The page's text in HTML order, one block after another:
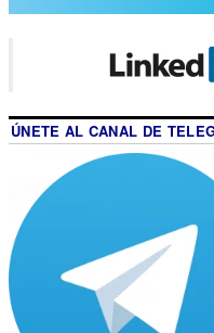
ÚNETE AL CANAL DE